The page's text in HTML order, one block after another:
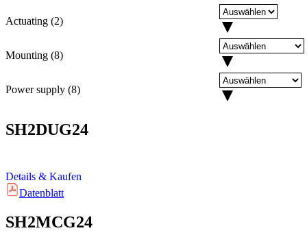
Actuating (2)
Mounting (8)
Power supply (8)
SH2DUG24
Details & Kaufen
Datenblatt
SH2MCG24